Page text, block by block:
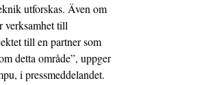
utforskas. Även om
verksamhet till
till en partner som
detta område”, uppger
i pressmeddelandet.